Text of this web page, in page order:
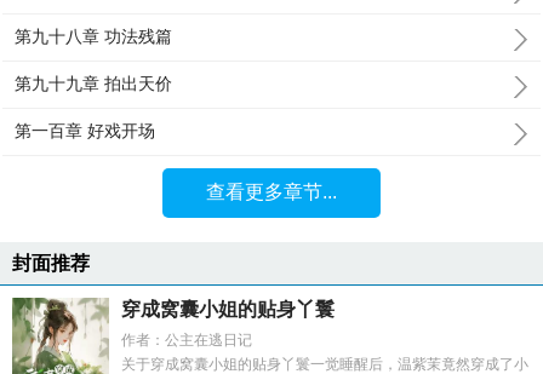
第九十八章 功法残篇
第九十九章 拍出天价
第一百章 好戏开场
查看更多章节...
封面推荐
穿成窝囊小姐的贴身丫鬟
作者：公主在逃日记
关于穿成窝囊小姐的贴身丫鬟一觉睡醒后，温紫茉竟然穿成了小